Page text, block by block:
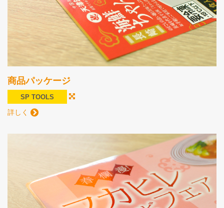
商品パッケージ
SP TOOLS
詳しく